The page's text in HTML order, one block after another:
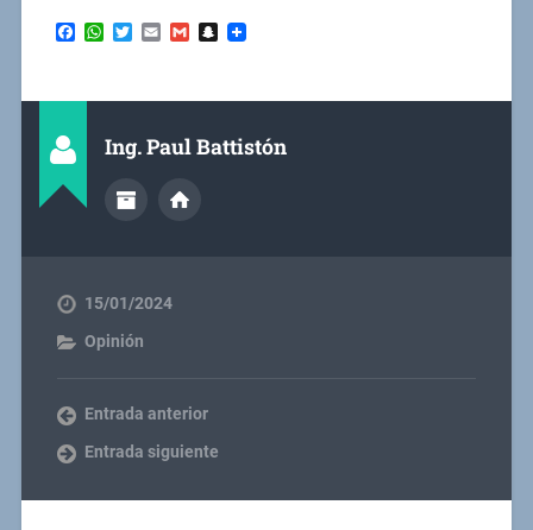
Facebook
WhatsApp
Twitter
EmailGmailSnapchat
Ing. Paul Battistón
15/01/2024
Opinión
Entrada anterior
Entrada siguiente